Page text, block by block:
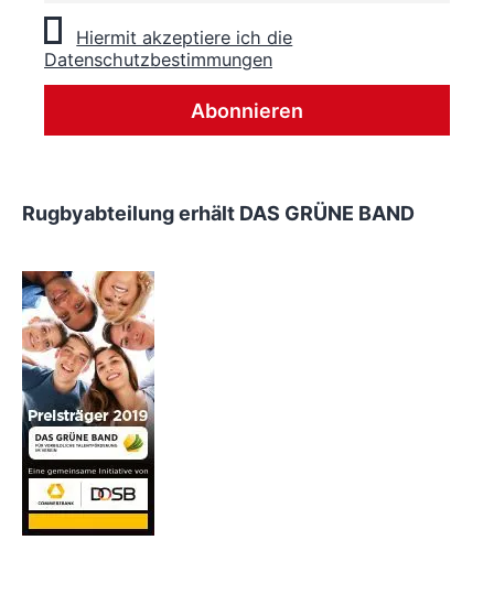
Hiermit akzeptiere ich die
Datenschutzbestimmungen
Rugbyabteilung erhält DAS GRÜNE BAND